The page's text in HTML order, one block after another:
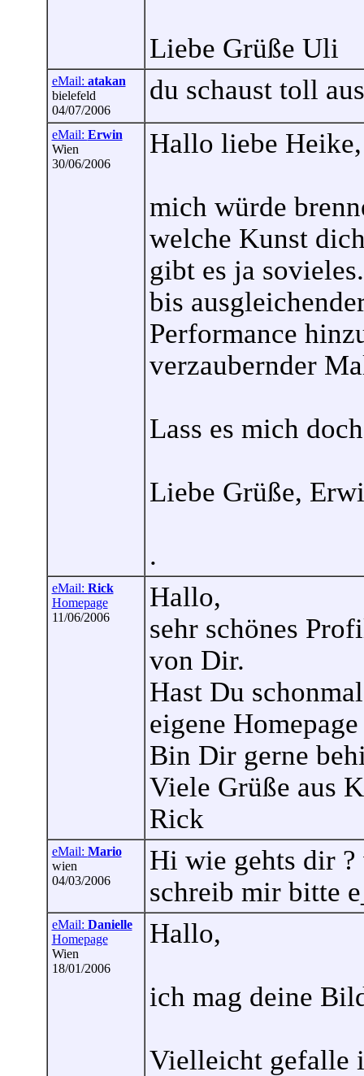
Liebe Grüße Uli
eMail: atakan
bielefeld
04/07/2006
du schaust toll aus
eMail: Erwin
Wien
30/06/2006
Hallo liebe Heike,
mich würde
welche Kunst
gibt es ja
bis
Performance
verzaubernder
Lass es mich
Liebe Grüße,
.
eMail: Rick
Homepage
11/06/2006
Hallo,
sehr schönes
von Dir.
Hast Du
eigene
Bin Dir gerne
Viele Grüße aus
Rick
eMail: Mario
wien
04/03/2006
Hi wie gehts dir
schreib mir bitte
eMail: Danielle
Homepage
Wien
18/01/2006
Hallo,
ich mag deine
Vielleicht gefalle